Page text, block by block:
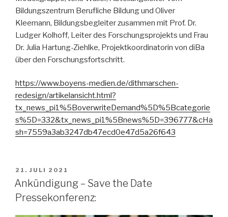
Bildungszentrum Berufliche Bildung und Oliver
Kleemann, Bildungsbegleiter zusammen mit Prof. Dr.
Ludger Kolhoff, Leiter des Forschungsprojekts und Frau
Dr. Julia Hartung-Ziehlke, Projektkoordinatorin von diBa
über den Forschungsfortschritt.
https://www.boyens-medien.de/dithmarschen-
redesign/artikelansicht.html?
tx_news_pi1%5BoverwriteDemand%5D%5Bcategorie
s%5D=332&tx_news_pi1%5Bnews%5D=396777&cHa
sh=7559a3ab3247db47ecd0e47d5a26f643
VERÖFFENTLICHT
AM
21. JULI 2021
Ankündigung – Save the Date
Pressekonferenz: